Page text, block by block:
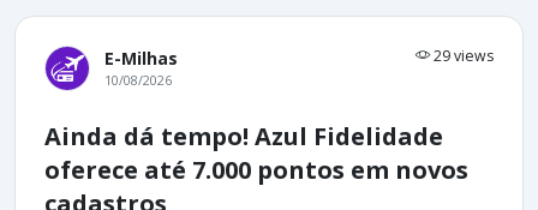
E-Milhas 29 views
10/08/2026
Ainda dá tempo! Azul Fidelidade
oferece até 7.000 pontos em novos